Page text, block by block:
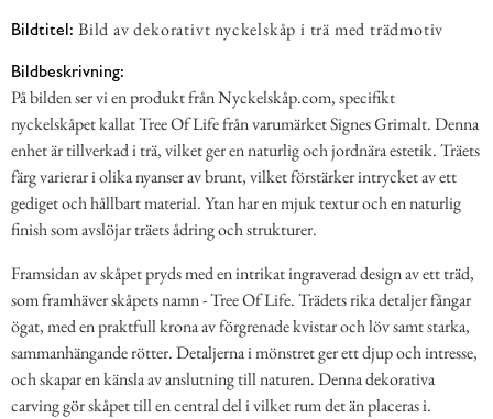
Bildtitel: Bild av dekorativt nyckelskåp i trä med trädmotiv
Bildbeskrivning:
På bilden ser vi en produkt från Nyckelskåp.com, specifikt
nyckelskåpet kallat Tree Of Life från varumärket Signes Grimalt. Denna
enhet är tillverkad i trä, vilket ger en naturlig och jordnära estetik. Träets
färg varierar i olika nyanser av brunt, vilket förstärker intrycket av ett
gediget och hållbart material. Ytan har en mjuk textur och en naturlig
finish som avslöjar träets ådring och strukturer.
Framsidan av skåpet pryds med en intrikat ingraverad design av ett träd,
som framhäver skåpets namn - Tree Of Life. Trädets rika detaljer fångar
ögat, med en praktfull krona av förgrenade kvistar och löv samt starka,
sammanhängande rötter. Detaljerna i mönstret ger ett djup och intresse,
och skapar en känsla av anslutning till naturen. Denna dekorativa
carving gör skåpet till en central del i vilket rum det än placeras i.